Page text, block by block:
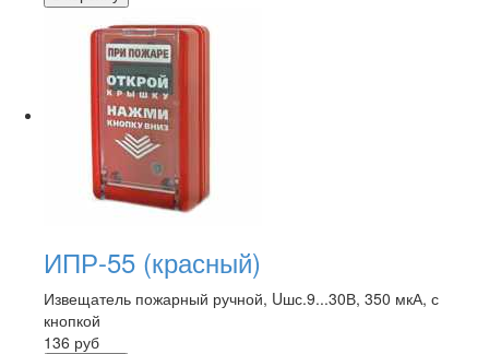
ИПР-55 (красный)
Извещатель пожарный ручной, Uшс.9...30В, 350 мкА, с
кнопкой
136 руб